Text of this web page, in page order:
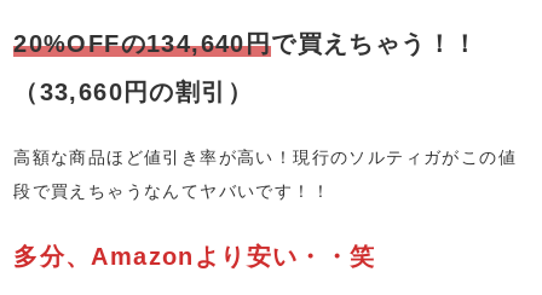
20%OFFの134,640円で買えちゃう！！
（33,660円の割引）
高額な商品ほど値引き率が高い！現行のソルティガがこの値
段で買えちゃうなんてヤバいです！！
多分、Amazonより安い・・笑